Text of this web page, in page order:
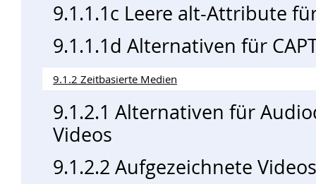
9.1.1.1c Leere alt-Attribute
9.1.1.1d Alternativen für
9.1.2 Zeitbasierte Medien
9.1.2.1 Alternativen für
Videos
9.1.2.2 Aufgezeichnete